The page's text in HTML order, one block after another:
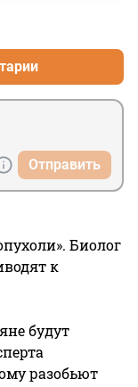
Отправить
Биолог
к
будут
разобьют